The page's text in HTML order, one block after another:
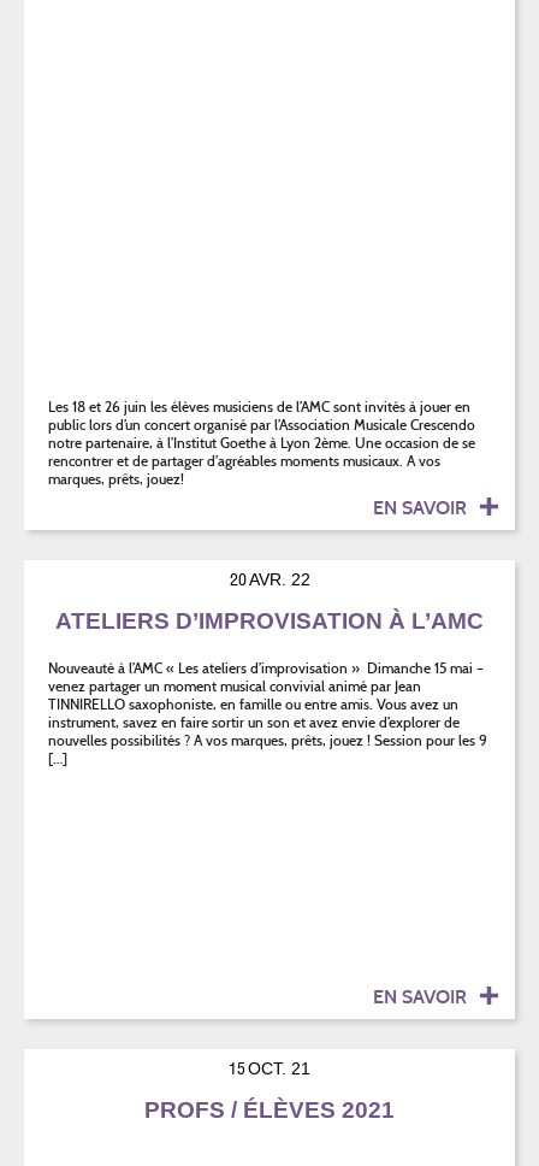
Les 18 et 26 juin les élèves musiciens de l’AMC sont invités à jouer en
public lors d’un concert organisé par l’Association Musicale Crescendo
notre partenaire, à l’Institut Goethe à Lyon 2ème. Une occasion de se
rencontrer et de partager d’agréables moments musicaux. A vos
marques, prêts, jouez!
EN SAVOIR
20AVR. 22
ATELIERS D’IMPROVISATION À L’AMC
Nouveauté à l’AMC « Les ateliers d’improvisation » Dimanche 15 mai –
venez partager un moment musical convivial animé par Jean
TINNIRELLO saxophoniste, en famille ou entre amis. Vous avez un
instrument, savez en faire sortir un son et avez envie d’explorer de
nouvelles possibilités ? A vos marques, prêts, jouez ! Session pour les 9
[…]
EN SAVOIR
15OCT. 21
PROFS / ÉLÈVES 2021